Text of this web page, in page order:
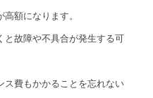
額になります。
と故障や不具合が発生する可
ス費もかかることを忘れない